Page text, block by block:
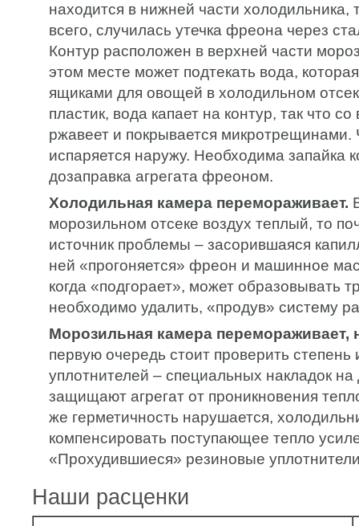
находится в нижней части холодильника,
всего, случилась утечка фреона через
Контур расположен в верхней части
этом месте может подтекать вода,
ящиками для овощей в холодильном
пластик, вода капает на контур, так что
ржавеет и покрывается
испаряется наружу. Необходима запайка
дозаправка агрегата фреоном.
Холодильная камера перемораживает.
морозильном отсеке воздух теплый, то
источник проблемы – засорившаяся
ней «прогоняется» фреон и машинное
когда «подгорает», может образовывать
необходимо удалить, «продув» систему
Морозильная камера перемораживает,
первую очередь стоит проверить
уплотнителей – специальных накладок
защищают агрегат от проникновения
же герметичность нарушается,
компенсировать поступающее тепло
«Прохудившиеся» резиновые
Наши расценки